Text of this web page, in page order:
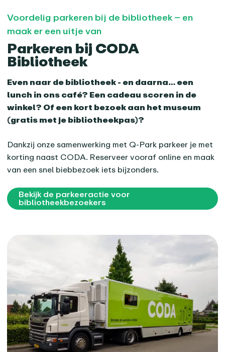
Voordelig parkeren bij de bibliotheek – en
maak er een uitje van
Parkeren bij CODA
Bibliotheek
Even naar de bibliotheek - en daarna… een
lunch in ons café? Een cadeau scoren in de
winkel? Of een kort bezoek aan het museum
(gratis met je bibliotheekpas)?
Dankzij onze samenwerking met Q-Park parkeer je met
korting naast CODA. Reserveer vooraf online en maak
van een snel biebbezoek iets bijzonders.
Bekijk de parkeeractie voor
bibliotheekbezoekers